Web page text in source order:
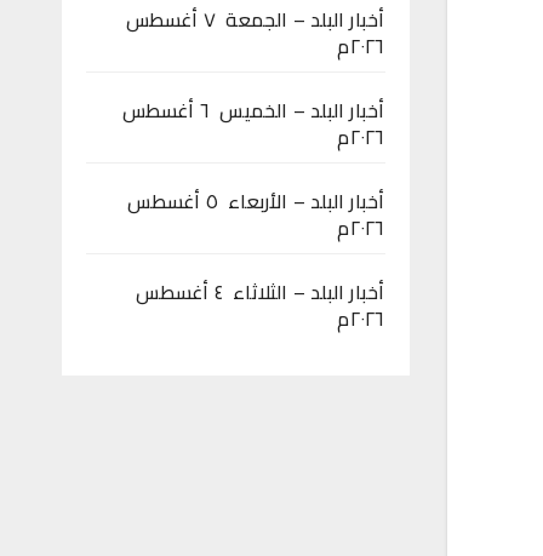
أخبار البلد – الجمعة ٧ أغسطس
٢٠٢٦م
أخبار البلد – الخميس ٦ أغسطس
٢٠٢٦م
أخبار البلد – الأربعاء ٥ أغسطس
٢٠٢٦م
أخبار البلد – الثلاثاء ٤ أغسطس
٢٠٢٦م